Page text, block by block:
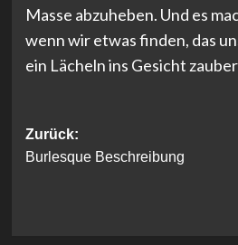
Masse abzuheben. Und es
wenn wir etwas finden, das
ein Lächeln ins Gesicht
Zurück:
Burlesque Beschreibung